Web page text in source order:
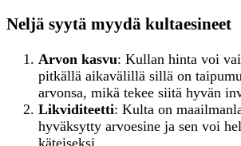
Neljä syytä myydä kultaesineet
Arvon kasvu: Kullan hinta voi
pitkällä aikavälillä sillä on
arvonsa, mikä tekee siitä hyvän
Likviditeetti: Kulta on
hyväksytty arvoesine ja sen voi
käteiseksi.